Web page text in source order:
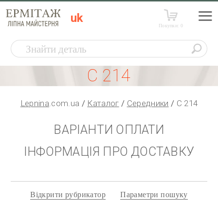
uk
Покупки:0
С 214
Lepnina.com.ua Каталог Середники С 214
ВАРІАНТИ ОПЛАТИ
ІНФОРМАЦІЯ ПРО ДОСТАВКУ
Відкрити рубрикатор Параметри пошуку